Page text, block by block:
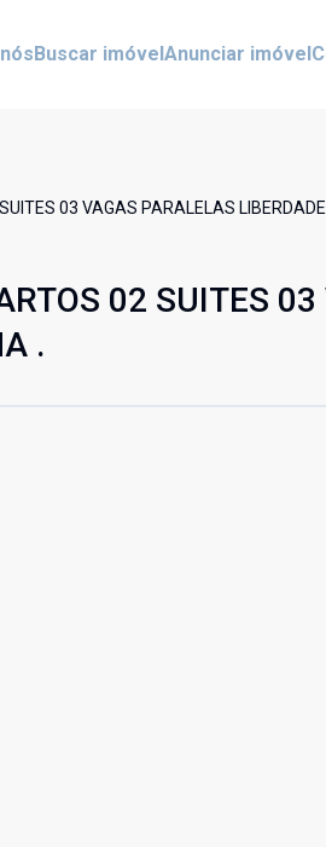
Buscar imóvelAnunciar imóvel
03 VAGAS PARALELAS
02 SUITES 03
.